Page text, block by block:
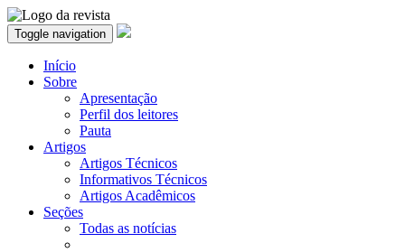
Toggle navigation
Início
Sobre
Apresentação
Perfil dos leitores
Pauta
Artigos
Artigos Técnicos
Informativos Técnicos
Artigos Acadêmicos
Seções
Todas as notícias